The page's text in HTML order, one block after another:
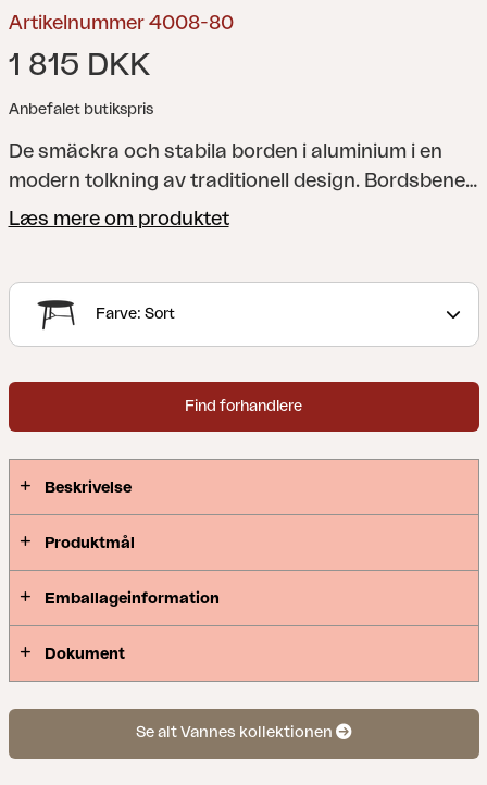
Artikelnummer 4008-80
1 815 DKK
Anbefalet butikspris
De smäckra och stabila borden i aluminium i en
modern tolkning av traditionell design. Bordsbenen
är snyggt rundade och placerade i ett kryss som är
att anpassa dem till behovet i ditt hem.
Læs mere om produktet
Farve: Sort
Find forhandlere
Beskrivelse
Produktmål
Emballageinformation
Dokument
Se alt Vannes kollektionen